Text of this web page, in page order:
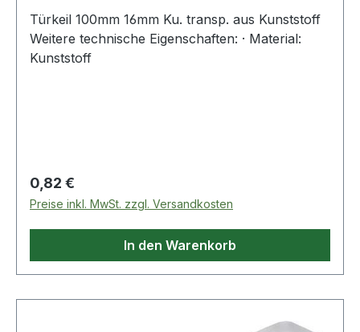
Türkeil 100mm 16mm Ku. transp. aus Kunststoff
Weitere technische Eigenschaften: · Material:
Kunststoff
Regulärer Preis:
0,82 €
Preise inkl. MwSt. zzgl. Versandkosten
In den Warenkorb